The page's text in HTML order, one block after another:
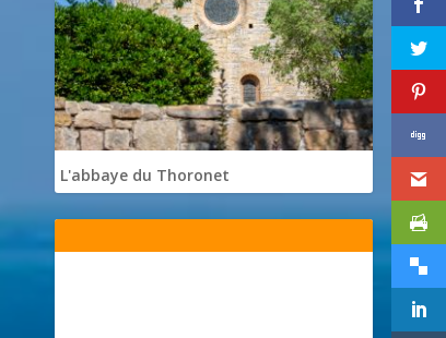
L'abbaye du Thoronet